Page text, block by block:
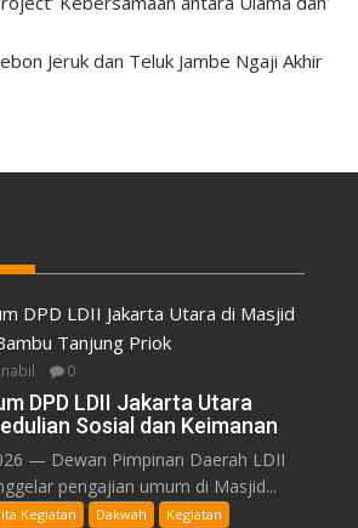
Jeruk dan Teluk Jambe Ngaji Akhir
nabil 0
DPD LDII Jakarta Utara
Sosial dan Keimanan
— Dewan Pimpinan Daerah LDII
pengajian umum di Masjid...
Kegiatan Dakwah Kegiatan